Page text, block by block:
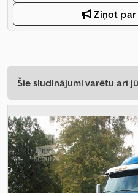
Ziņot par
Šie sludinājumi varētu arī